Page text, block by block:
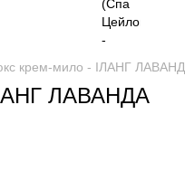
крем-мило - ІЛАНГ
ЛАВАНДА